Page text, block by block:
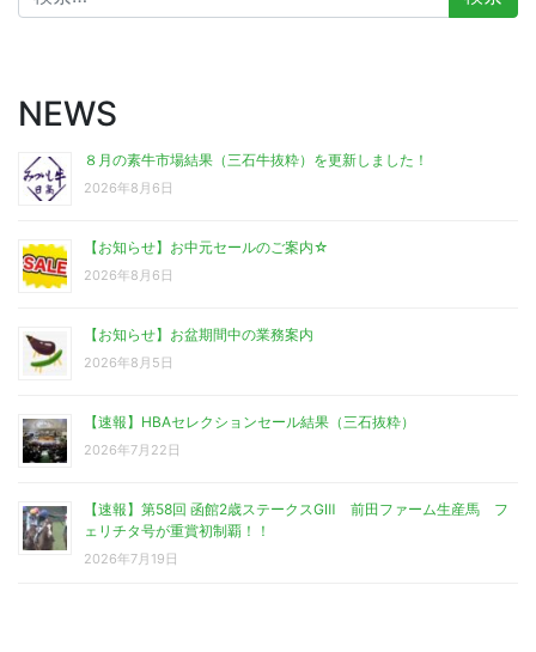
索:
NEWS
８月の素牛市場結果（三石牛抜粋）を更新しました！
2026年8月6日
【お知らせ】お中元セールのご案内☆
2026年8月6日
【お知らせ】お盆期間中の業務案内
2026年8月5日
【速報】HBAセレクションセール結果（三石抜粋）
2026年7月22日
【速報】第58回 函館2歳ステークスGⅢ 前田ファーム生産馬 フ
ェリチタ号が重賞初制覇！！
2026年7月19日